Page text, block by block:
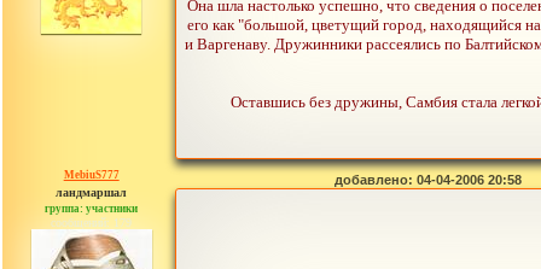
Она шла настолько успешно, что сведения о
его как "большой, цветущий город, находящийся
и Варгенаву. Дружинники рассеялись по
Оставшись без дружины, Самбия стала
MebiuS777
ландмаршал
группа: участники
сообщений: 179
добавлено: 04-04-2006 20:58